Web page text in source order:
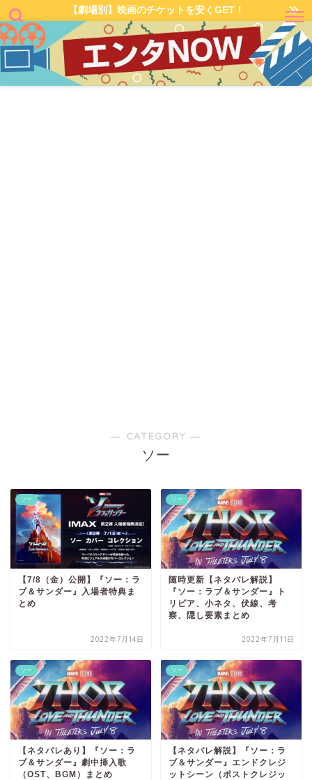
【劇場別】映画のチケットを安くGET！
― CATEGORY ―
ソー
ソー
【7/8（金）公開】『ソー：ラ
ブ＆サンダー』入場者特典ま
とめ
2022年7月14日
ソー
随時更新【ネタバレ解説】
『ソー：ラブ＆サンダー』ト
リビア、小ネタ、伏線、考
察、隠し要素まとめ
2022年7月11日
ソー
【ネタバレあり】『ソー：ラ
ブ＆サンダー』劇中挿入歌
（OST、BGM）まとめ
ソー
【ネタバレ解説】『ソー：ラ
ブ＆サンダー』エンドクレジ
ットシーン（ポストクレジッ